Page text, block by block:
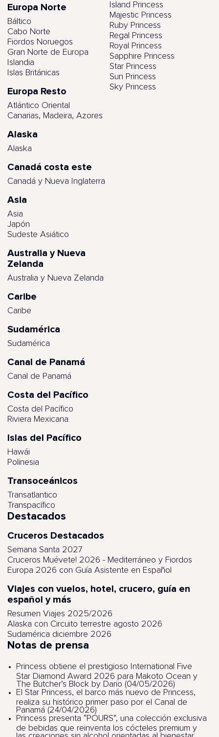
Europa Norte
Báltico
Cabo Norte
Fiordos Noruegos
Gran Norte de Europa
Islandia
Islas Británicas
Europa Resto
Atlántico Oriental
Canarias, Madeira, Azores
Alaska
Alaska
Canadá costa este
Canadá y Nueva Inglaterra
Asia
Asia
Japón
Sudeste Asiático
Australia y Nueva
Zelanda
Australia y Nueva Zelanda
Caribe
Caribe
Sudamérica
Sudamérica
Canal de Panamá
Canal de Panamá
Costa del Pacífico
Costa del Pacífico
Riviera Mexicana
Islas del Pacífico
Hawái
Polinesia
Transoceánicos
Transatlantico
Transpacífico
Island Princess
Majestic Princess
Ruby Princess
Regal Princess
Royal Princess
Sapphire Princess
Star Princess
Sun Princess
Sky Princess
Destacados
Cruceros Destacados
Semana Santa 2027
Cruceros Muévete! 2026 - Mediterráneo y Fiordos
Europa 2026 con Guía Asistente en Español
Viajes con vuelos, hotel, crucero, guía en
español y más
Resumen Viajes 2025/2026
Alaska con Circuito terrestre agosto 2026
Sudamérica diciembre 2026
Notas de prensa
Princess obtiene el prestigioso International Five
Star Diamond Award 2026 para Makoto Ocean y
The Butcher’s Block by Dario (04/05/2026)
El Star Princess, el barco más nuevo de Princess,
realiza su histórico primer paso por el Canal de
Panamá (24/04/2026)
Princess presenta “POURS”, una colección exclusiva
de bebidas que reinventa los cócteles premium y